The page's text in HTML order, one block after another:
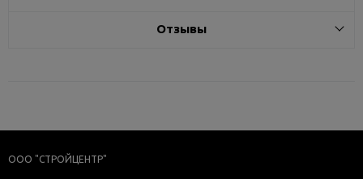
Отзывы
ООО "СТРОЙЦЕНТР"